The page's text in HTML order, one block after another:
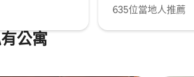
635位當地人推薦
公寓